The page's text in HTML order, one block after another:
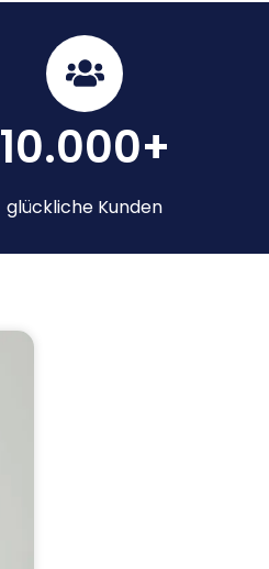
10.000+
glückliche Kunden